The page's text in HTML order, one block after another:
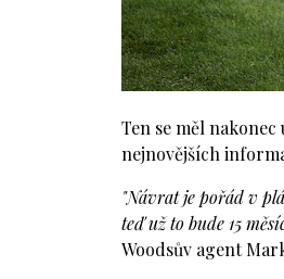
Ten se měl
nejnovějších
"Návrat je pořád v
teď už to bude 15
Woodsův agent